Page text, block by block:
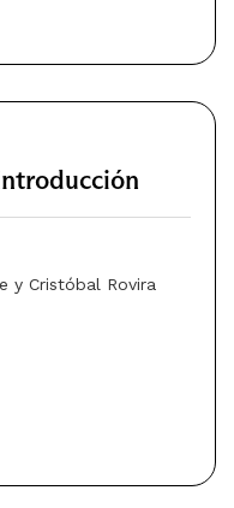
y Cristóbal Rovira